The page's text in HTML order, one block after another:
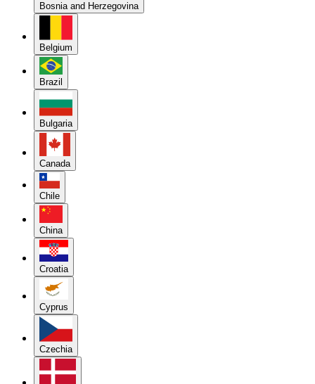
Bosnia and Herzegovina
Belgium
Brazil
Bulgaria
Canada
Chile
China
Croatia
Cyprus
Czechia